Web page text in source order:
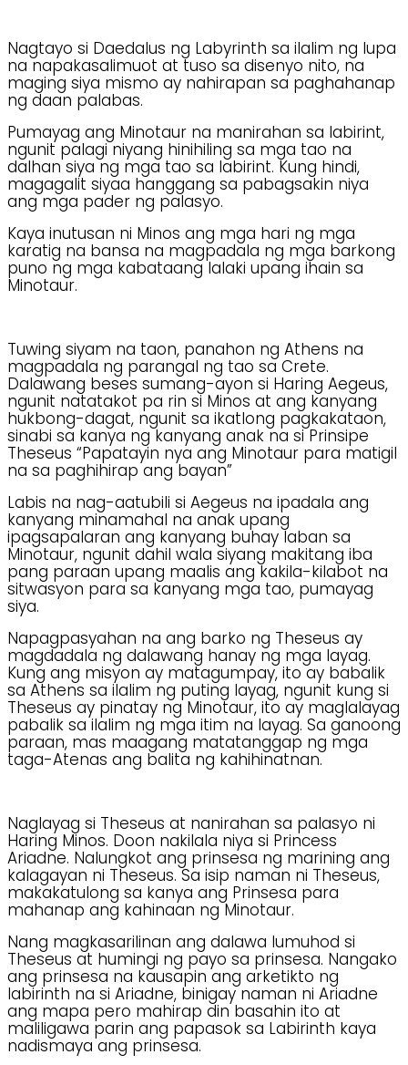
Nagtayo si Daedalus ng Labyrinth sa ilalim ng lupa
na napakasalimuot at tuso sa disenyo nito, na
maging siya mismo ay nahirapan sa paghahanap
ng daan palabas.
Pumayag ang Minotaur na manirahan sa labirint,
ngunit palagi niyang hinihiling sa mga tao na
dalhan siya ng mga tao sa labirint. Kung hindi,
magagalit siyaa hanggang sa pabagsakin niya
ang mga pader ng palasyo.
Kaya inutusan ni Minos ang mga hari ng mga
karatig na bansa na magpadala ng mga barkong
puno ng mga kabataang lalaki upang ihain sa
Minotaur.
Tuwing siyam na taon, panahon ng Athens na
magpadala ng parangal ng tao sa Crete.
Dalawang beses sumang-ayon si Haring Aegeus,
ngunit natatakot pa rin si Minos at ang kanyang
hukbong-dagat, ngunit sa ikatlong pagkakataon,
sinabi sa kanya ng kanyang anak na si Prinsipe
Theseus “Papatayin nya ang Minotaur para matigil
na sa paghihirap ang bayan”
Labis na nag-aatubili si Aegeus na ipadala ang
kanyang minamahal na anak upang
ipagsapalaran ang kanyang buhay laban sa
Minotaur, ngunit dahil wala siyang makitang iba
pang paraan upang maalis ang kakila-kilabot na
sitwasyon para sa kanyang mga tao, pumayag
siya.
Napagpasyahan na ang barko ng Theseus ay
magdadala ng dalawang hanay ng mga layag.
Kung ang misyon ay matagumpay, ito ay babalik
sa Athens sa ilalim ng puting layag, ngunit kung si
Theseus ay pinatay ng Minotaur, ito ay maglalayag
pabalik sa ilalim ng mga itim na layag. Sa ganoong
paraan, mas maagang matatanggap ng mga
taga-Atenas ang balita ng kahihinatnan.
Naglayag si Theseus at nanirahan sa palasyo ni
Haring Minos. Doon nakilala niya si Princess
Ariadne. Nalungkot ang prinsesa ng marining ang
kalagayan ni Theseus. Sa isip naman ni Theseus,
makakatulong sa kanya ang Prinsesa para
mahanap ang kahinaan ng Minotaur.
Nang magkasarilinan ang dalawa lumuhod si
Theseus at humingi ng payo sa prinsesa. Nangako
ang prinsesa na kausapin ang arketikto ng
labirinth na si Ariadne, binigay naman ni Ariadne
ang mapa pero mahirap din basahin ito at
maliligawa parin ang papasok sa Labirinth kaya
nadismaya ang prinsesa.